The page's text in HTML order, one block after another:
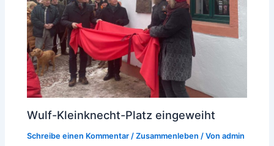
Wulf-Kleinknecht-Platz eingeweiht
Schreibe einen Kommentar /Zusammenleben / Vonadmin